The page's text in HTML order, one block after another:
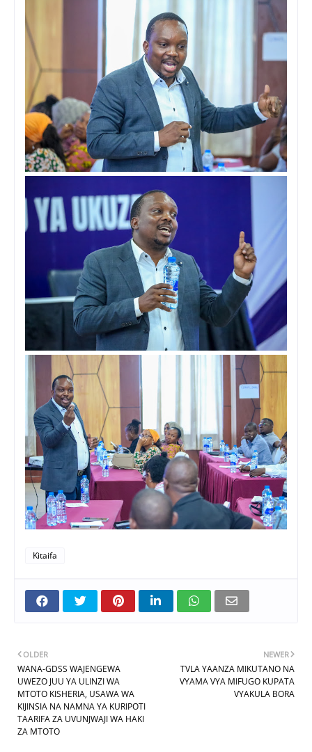
Kitaifa
NEWER
TVLA YAANZA MIKUTANO NA
VYAMA VYA MIFUGO KUPATA
VYAKULA BORA
OLDER
WANA-GDSS WAJENGEWA
UWEZO JUU YA ULINZI WA
MTOTO KISHERIA, USAWA WA
KIJINSIA NA NAMNA YA KURIPOTI
TAARIFA ZA UVUNJWAJI WA HAKI
ZA MTOTO